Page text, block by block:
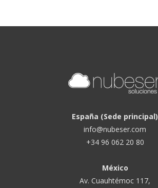
España (Sede principal)
info@nubeser.com
+34 96 062 20 80
México
Av. Cuauhtémoc 117,